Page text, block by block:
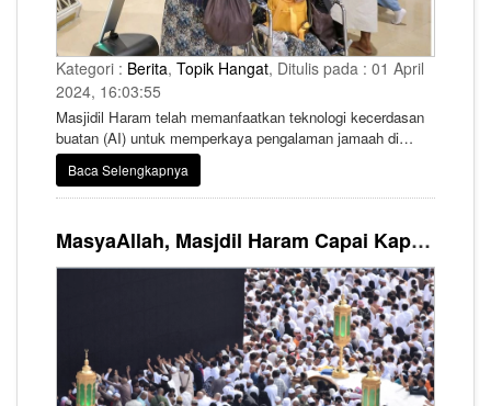
Kategori : Berita, Topik Hangat, Ditulis pada : 01 April
2024, 16:03:55
Masjidil Haram telah memanfaatkan teknologi kecerdasan
buatan (AI) untuk memperkaya pengalaman jamaah di
tempat suci umat Islam. Salah satunya adalah dengan
memperkenalkan serangkaian robot pemandu untuk
melayani jamaah di bulan Ramadhan saat ini.
Baca Selengkapnya
MasyaAllah, Masjdil Haram Capai Kapasitas Maksimumnya Jelang Akhir Ramadhan